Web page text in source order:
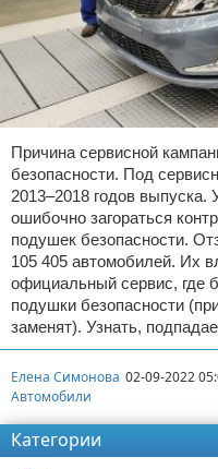
Причина сервисной
безопасности. Под
2013–2018 годов
ошибочно загораться
подушек безопасности.
105 405 автомобилей. Их
официальный сервис, где
подушки безопасности
заменят). Узнать,
Елена Симонова 02-09-2022
Автомобили
Категории